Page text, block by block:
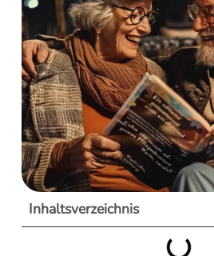
Inhaltsverzeichnis